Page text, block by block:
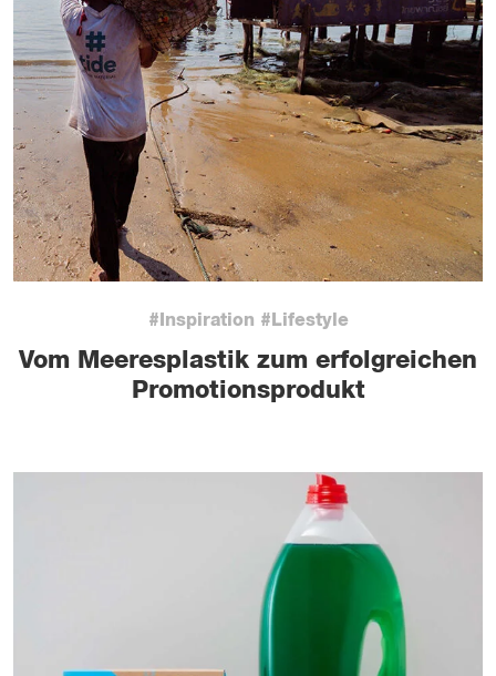
#Inspiration #Lifestyle
Vom Meeresplastik zum erfolgreichen
Promotionsprodukt